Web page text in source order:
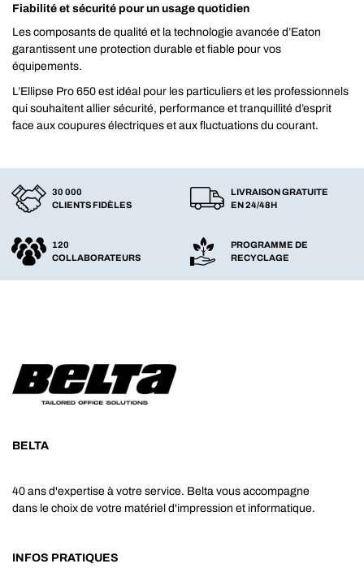
Fiabilité et sécurité pour un usage quotidien
Les composants de qualité et la technologie avancée d’Eaton
garantissent une protection durable et fiable pour vos
équipements.
L’Ellipse Pro 650 est idéal pour les particuliers et les professionnels
qui souhaitent allier sécurité, performance et tranquillité d’esprit
face aux coupures électriques et aux fluctuations du courant.
30 000
CLIENTS FIDÈLES
LIVRAISON GRATUITE
EN 24/48H
120
COLLABORATEURS
PROGRAMME DE
RECYCLAGE
BELTA
40 ans d'expertise à votre service. Belta vous accompagne
dans le choix de votre matériel d'impression et informatique.
INFOS PRATIQUES